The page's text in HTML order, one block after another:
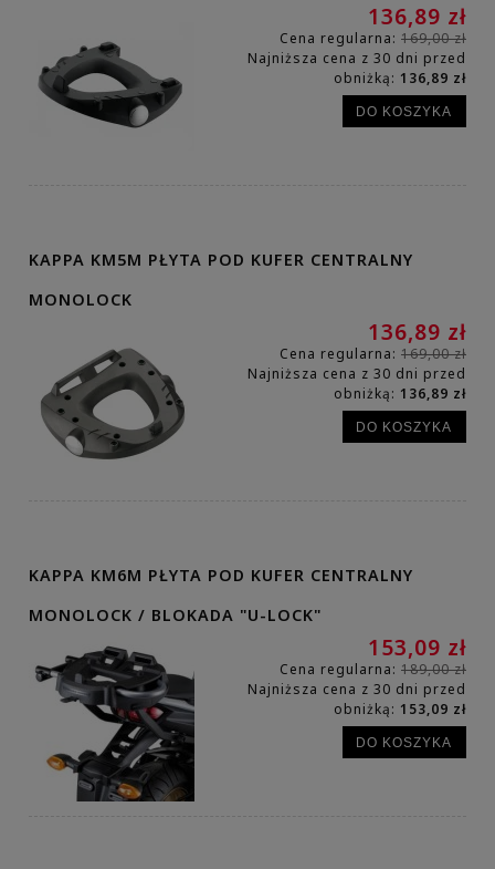
136,89 zł
Cena regularna: 169,00 zł
Najniższa cena z 30 dni przed
obniżką: 136,89 zł
DO KOSZYKA
KAPPA KM5M PŁYTA POD KUFER CENTRALNY
MONOLOCK
136,89 zł
Cena regularna: 169,00 zł
Najniższa cena z 30 dni przed
obniżką: 136,89 zł
DO KOSZYKA
KAPPA KM6M PŁYTA POD KUFER CENTRALNY
MONOLOCK / BLOKADA "U-LOCK"
153,09 zł
Cena regularna: 189,00 zł
Najniższa cena z 30 dni przed
obniżką: 153,09 zł
DO KOSZYKA